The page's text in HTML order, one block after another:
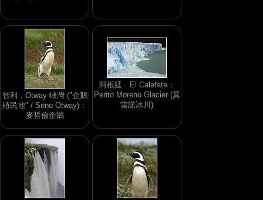
智利．Otway 峽灣 ("企鵝
殖民地" / Seno Otway)：
麥哲倫企鵝
阿根廷．El Calafate：
Perito Moreno Glacier (莫
雷諾冰川)